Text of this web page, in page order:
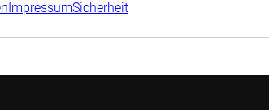
ImpressumSicherheit